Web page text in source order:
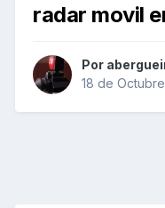
radar movil
Por
18 de